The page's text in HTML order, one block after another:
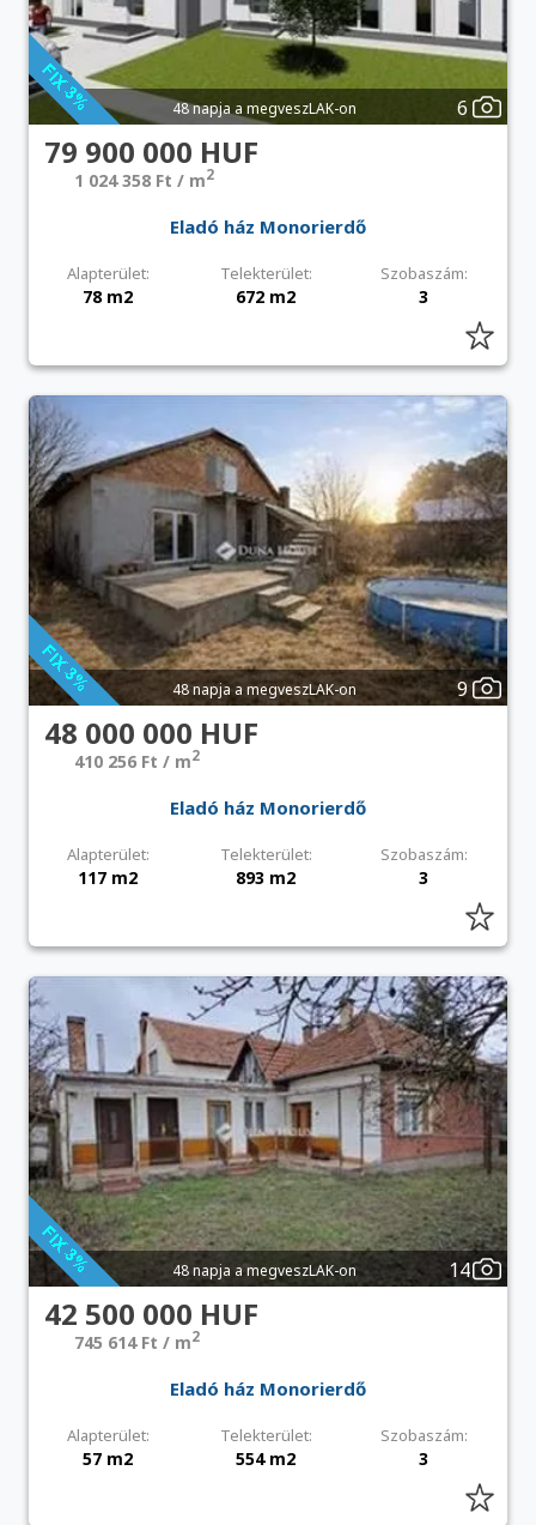
48 napja a megveszLAK-on 6
79 900 000 HUF
1 024 358 Ft / m2
Eladó ház Monorierdő
Alapterület: Telekterület: Szobaszám:
78 m2 672 m2 3
48 napja a megveszLAK-on 9
48 000 000 HUF
410 256 Ft / m2
Eladó ház Monorierdő
Alapterület: Telekterület: Szobaszám:
117 m2 893 m2 3
48 napja a megveszLAK-on 14
42 500 000 HUF
745 614 Ft / m2
Eladó ház Monorierdő
Alapterület: Telekterület: Szobaszám:
57 m2 554 m2 3